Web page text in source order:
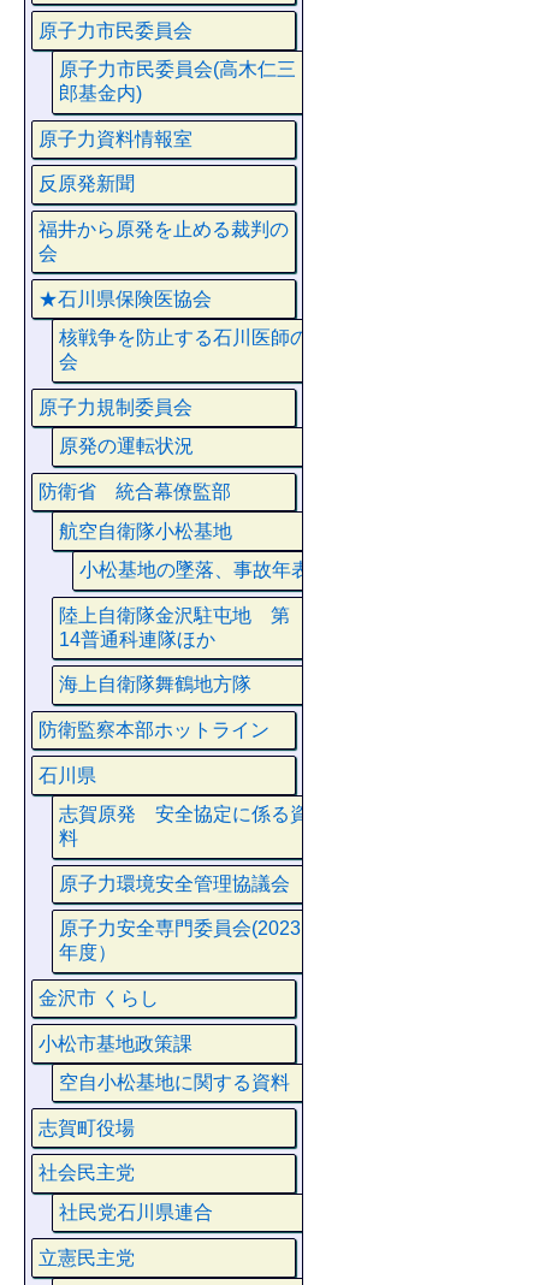
原子力市民委員会
原子力市民委員会(高木仁三
郎基金内)
原子力資料情報室
反原発新聞
福井から原発を止める裁判の
会
★石川県保険医協会
核戦争を防止する石川医師の
会
原子力規制委員会
原発の運転状況
防衛省 統合幕僚監部
航空自衛隊小松基地
小松基地の墜落、事故年表
陸上自衛隊金沢駐屯地 第
14普通科連隊ほか
海上自衛隊舞鶴地方隊
防衛監察本部ホットライン
石川県
志賀原発 安全協定に係る資
料
原子力環境安全管理協議会
原子力安全専門委員会(2023
年度）
金沢市 くらし
小松市基地政策課
空自小松基地に関する資料
志賀町役場
社会民主党
社民党石川県連合
立憲民主党